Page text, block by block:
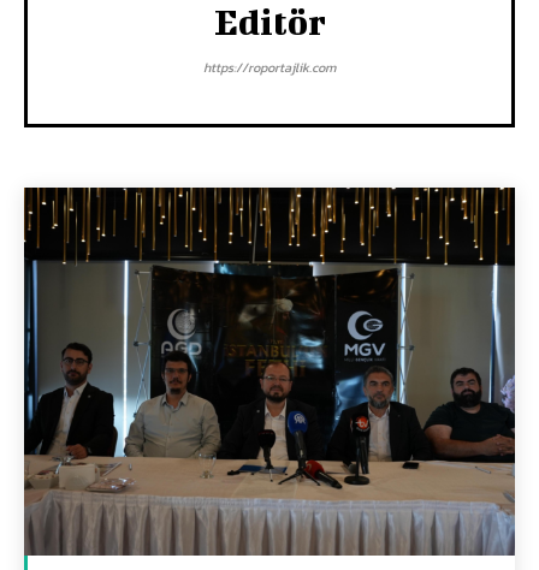
Editör
https://roportajlik.com